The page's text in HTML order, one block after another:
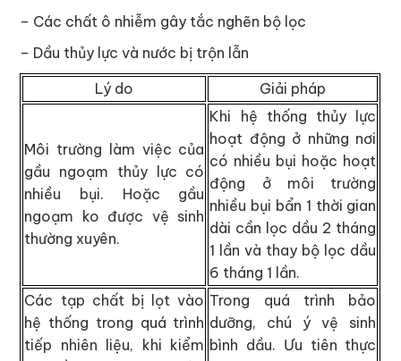
– Các chất ô nhiễm gây tắc nghẽn bộ lọc
– Dầu thủy lực và nước bị trộn lẫn
Lý do
Giải pháp
Môi trường làm việc của
gầu ngoạm thủy lực có
nhiều bụi. Hoặc gầu
ngoạm ko được vệ sinh
thường xuyên.
Khi hệ thống thủy lực
hoạt động ở những nơi
có nhiều bụi hoặc hoạt
động ở môi trường
nhiều bụi bẩn 1 thời gian
dài cần lọc dầu 2 tháng
1 lần và thay bộ lọc dầu
6 tháng 1 lần.
Các tạp chất bị lọt vào
hệ thống trong quá trình
tiếp nhiên liệu, khi kiểm
Trong quá trình bảo
dưỡng, chú ý vệ sinh
bình dầu. Ưu tiên thực